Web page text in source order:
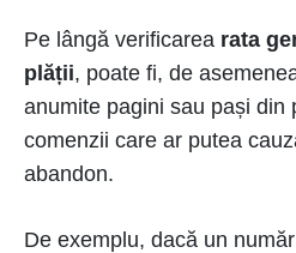
Pe lângă verificarea rata
plății, poate fi, de
anumite pagini sau pași din
comenzii care ar putea
abandon.
De exemplu, dacă un